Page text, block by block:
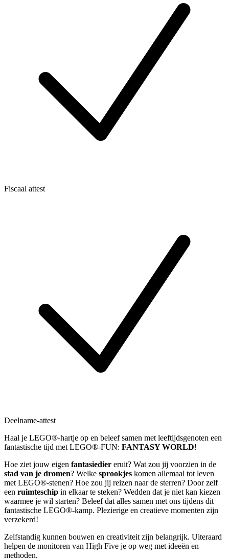
Fiscaal attest
Deelname-attest
Haal je LEGO®-hartje op en beleef samen met leeftijdsgenoten een
fantastische tijd met LEGO®-FUN: FANTASY WORLD!
Hoe ziet jouw eigen fantasiedier eruit? Wat zou jij voorzien in de
stad van je dromen? Welke sprookjes komen allemaal tot leven
met LEGO®-stenen? Hoe zou jij reizen naar de sterren? Door zelf
een ruimteschip in elkaar te steken? Wedden dat je niet kan kiezen
waarmee je wil starten? Beleef dat alles samen met ons tijdens dit
fantastische LEGO®-kamp. Plezierige en creatieve momenten zijn
verzekerd!
Zelfstandig kunnen bouwen en creativiteit zijn belangrijk. Uiteraard
helpen de monitoren van High Five je op weg met ideeën en
methoden.